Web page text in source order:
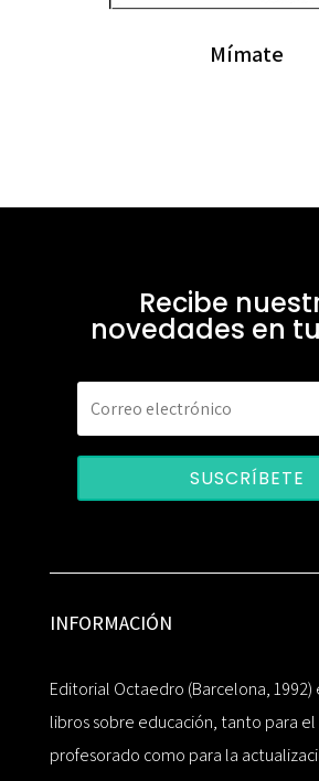
Mímate
Recibe
novedades en
SUSCRÍBETE
INFORMACIÓN
Editorial Octaedro (Barcelona, 1992)
libros sobre educación, tanto para
profesorado como para la